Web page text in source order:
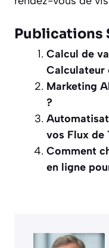
Publications
Calcul de
Calculateur
Marketing
?
vos Flux de
Comment
en ligne